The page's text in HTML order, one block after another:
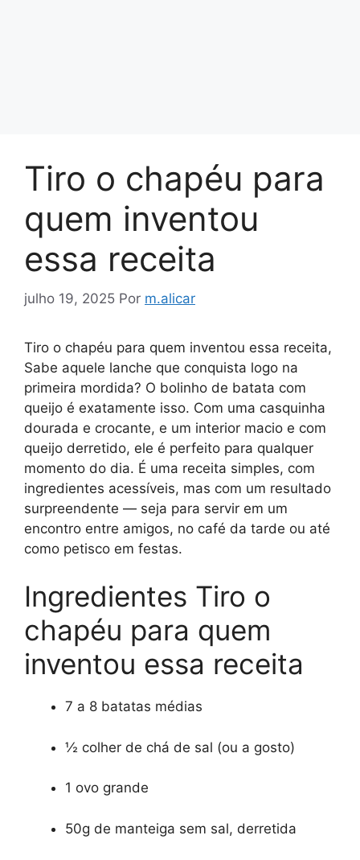
Tiro o chapéu para
quem inventou
essa receita
julho 19, 2025 Por m.alicar
Tiro o chapéu para quem inventou essa receita,
Sabe aquele lanche que conquista logo na
primeira mordida? O bolinho de batata com
queijo é exatamente isso. Com uma casquinha
dourada e crocante, e um interior macio e com
queijo derretido, ele é perfeito para qualquer
momento do dia. É uma receita simples, com
ingredientes acessíveis, mas com um resultado
surpreendente — seja para servir em um
encontro entre amigos, no café da tarde ou até
como petisco em festas.
Ingredientes Tiro o
chapéu para quem
inventou essa receita
7 a 8 batatas médias
½ colher de chá de sal (ou a gosto)
1 ovo grande
50g de manteiga sem sal, derretida